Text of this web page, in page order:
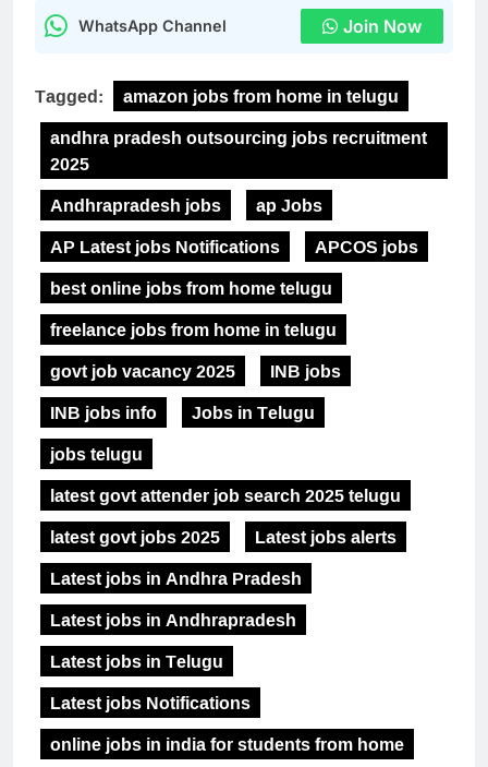
WhatsApp Channel Join Now
Tagged:
amazon jobs from home in telugu
andhra pradesh outsourcing jobs recruitment
2025
Andhrapradesh jobs
ap Jobs
AP Latest jobs Notifications
APCOS jobs
best online jobs from home telugu
freelance jobs from home in telugu
govt job vacancy 2025
INB jobs
INB jobs info
Jobs in Telugu
jobs telugu
latest govt attender job search 2025 telugu
latest govt jobs 2025
Latest jobs alerts
Latest jobs in Andhra Pradesh
Latest jobs in Andhrapradesh
Latest jobs in Telugu
Latest jobs Notifications
online jobs in india for students from home